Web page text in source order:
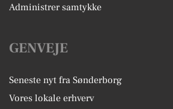
Administrer samtykke
GENVEJE
Seneste nyt fra Sønderborg
Vores lokale erhverv